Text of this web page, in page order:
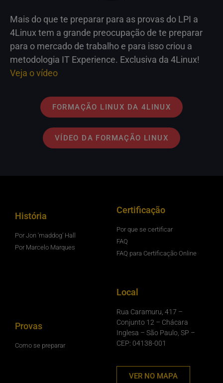
Mais do que te preparar para as provas do LPI a
4Linux tem a grande preocupação de te preparar
para o mercado de trabalho e para isso criou a
metodologia IT Experience. Exclusiva da 4Linux!
Veja o vídeo
FORMAÇÃO LINUX DA 4LINUX
VÍDEO DA FORMAÇÃO LINUX
História
Por Jon 'maddog' Hall
Por Marcelo Marques
Certificação
Por que se certificar
FAQ
FAQ para Certificação Online
Provas
Como se preparar
Local
Rua Caramuru, 417 –
Conjunto 12 – Chácara
Inglesa – São Paulo, SP –
CEP: 04138-001
VER NO MAPA